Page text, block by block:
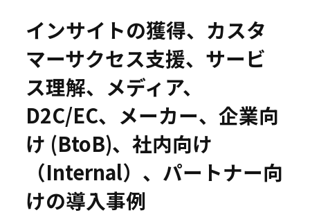
事例
セミナー
お役立ち情報
インサイトの獲得、カスタ
マーサクセス支援、サービ
ス理解、メディア、
D2C/EC、メーカー、企業向
け (BtoB)、社内向け
（Internal）、パートナー向
けの導入事例